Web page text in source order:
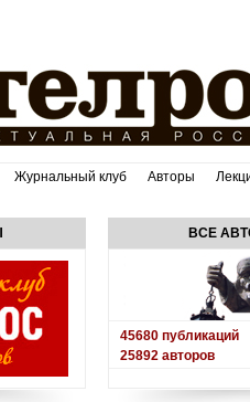
Журнальный клуб Авторы
ВСЕ
45680публикаций
25892авторов